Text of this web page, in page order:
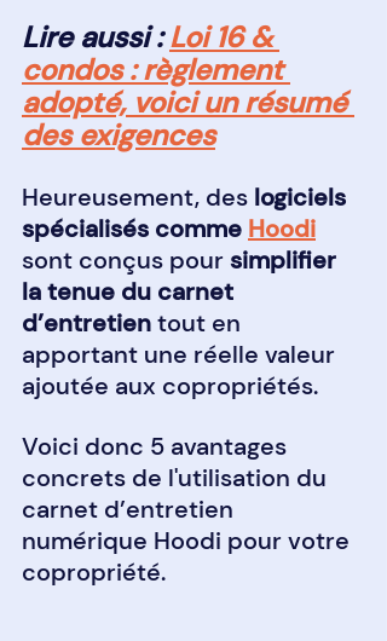
Lire aussi : Loi 16 &
condos : règlement
adopté, voici un résumé
des exigences
Heureusement, des logiciels
spécialisés comme Hoodi
sont conçus pour simplifier
la tenue du carnet
d’entretien tout en
apportant une réelle valeur
ajoutée aux copropriétés.
Voici donc 5 avantages
concrets de l'utilisation du
carnet d’entretien
numérique Hoodi pour votre
copropriété.